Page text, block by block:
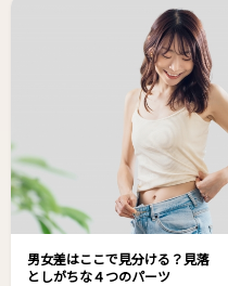
男女差はここで見分ける？見落
としがちな４つのパーツ